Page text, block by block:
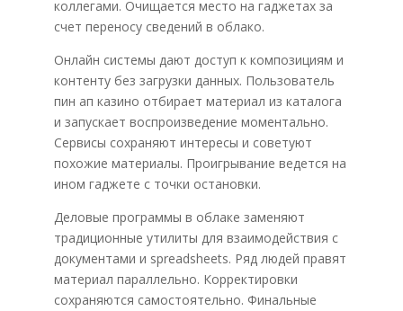
коллегами. Очищается место на гаджетах за
счет переносу сведений в облако.
Онлайн системы дают доступ к композициям и
контенту без загрузки данных. Пользователь
пин ап казино отбирает материал из каталога
и запускает воспроизведение моментально.
Сервисы сохраняют интересы и советуют
похожие материалы. Проигрывание ведется на
ином гаджете с точки остановки.
Деловые программы в облаке заменяют
традиционные утилиты для взаимодействия с
документами и spreadsheets. Ряд людей правят
материал параллельно. Корректировки
сохраняются самостоятельно. Финальные